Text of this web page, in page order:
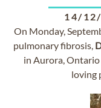
14/
On Monday,
pulmonary fibrosis,
in Aurora, Ontario
loving